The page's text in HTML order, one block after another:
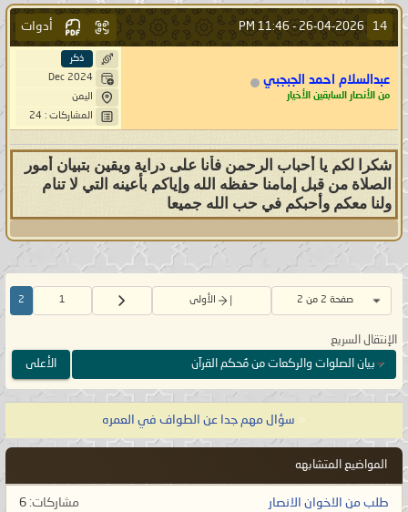
14
26-04-2026 -
11:46 PM أدوات
عبدالسلام احمد الجبجبي
من الأنصار السابقين الأخيار
ذكر
Dec 2024
اليمن
المشاركات : 24
شكرا لكم يا أحباب الرحمن فأنا على دراية ويقين بتبيان أمور
الصلاة من قبل إمامنا حفظه الله وإياكم بأعينه التي لا تنام
ولنا معكم وأحبكم في حب الله جميعا
صفحة 2 من 2 الأولى 1
2
الإنتقال السريع
بيان الصلوات والركعات من مُحكم القرآن
الأعلى
« سؤال مهم جدا عن الطواف في العمره
المواضيع المتشابهه
طلب من الاخوان الانصار مشاركات: